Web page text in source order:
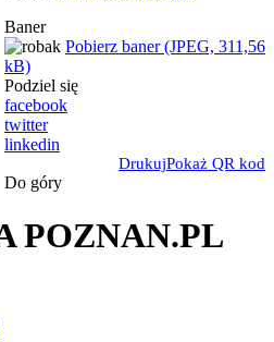
Baner
Pobierz baner (JPEG, 311,56
kB)
Podziel się
facebook
twitter
linkedin
DrukujPokaż QR kod
Do góry
POZNAN.PL